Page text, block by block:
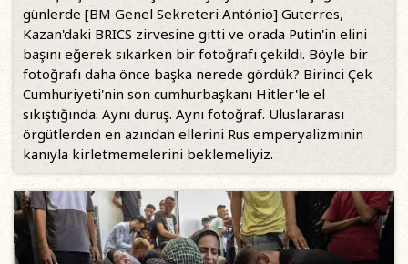
günlerde [BM Genel Sekreteri António] Guterres,
Kazan'daki BRICS zirvesine gitti ve orada Putin'in elini
başını eğerek sıkarken bir fotoğrafı çekildi. Böyle bir
fotoğrafı daha önce başka nerede gördük? Birinci Çek
Cumhuriyeti'nin son cumhurbaşkanı Hitler'le el
sıkıştığında. Aynı duruş. Aynı fotoğraf. Uluslararası
örgütlerden en azından ellerini Rus emperyalizminin
kanıyla kirletmemelerini beklemeliyiz.